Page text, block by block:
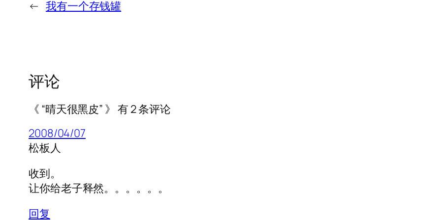
← 我有一个存钱罐
评论
《 “晴天很黑皮” 》 有 2 条评论
2008/04/07
松板人
收到。
让你给老子释然。。。。。。
回复